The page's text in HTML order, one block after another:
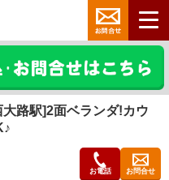
路駅]2面ベランダ!カウ
お電話 お問合せ